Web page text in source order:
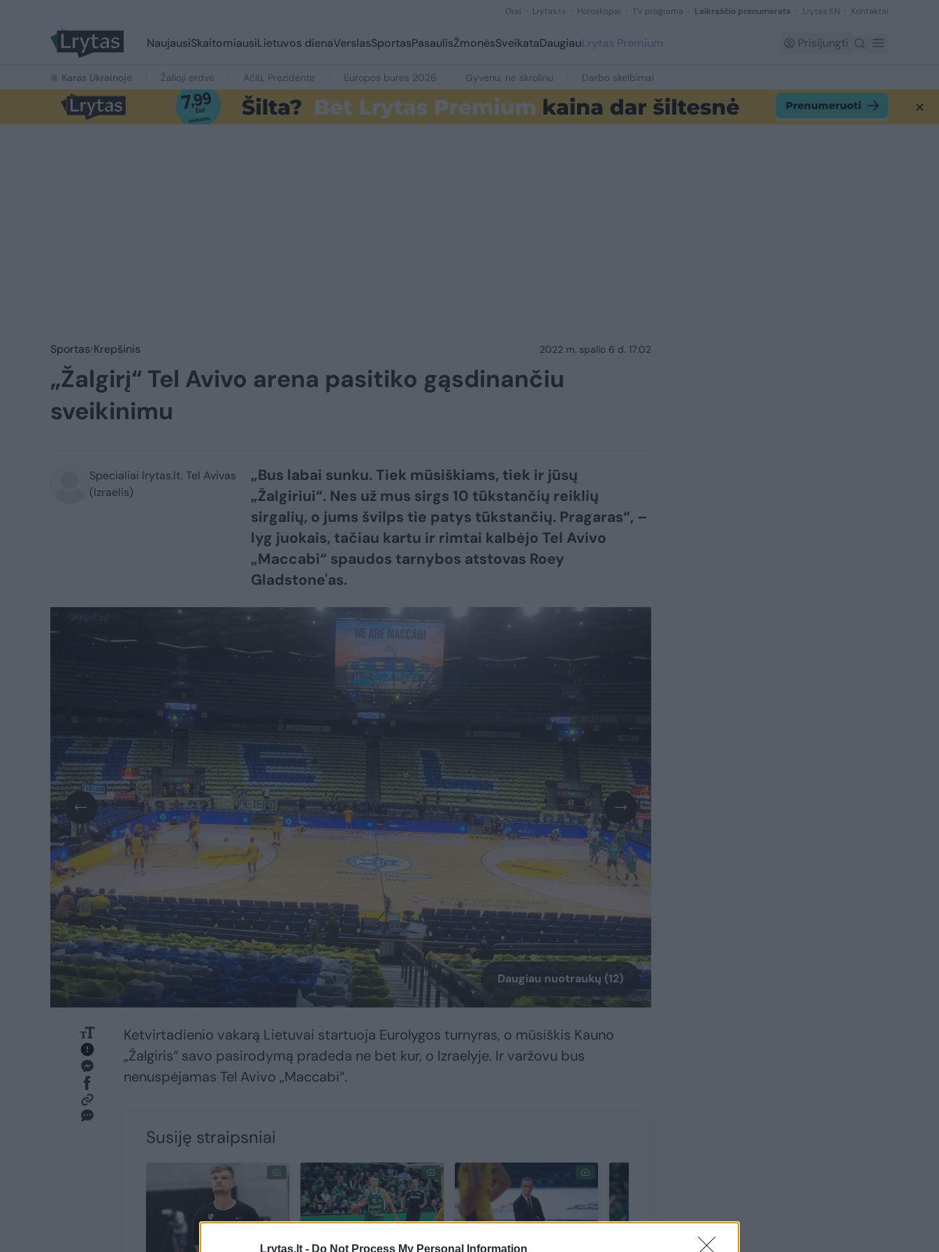
Lrytas.lt - Do Not Process My Personal Information
Orai Lrytas.tv Horoskopai TV programa Laikraščio prenumerata Lrytas EN Kontaktai
NaujausiSkaitomiausiLietuvos dienaVerslasSportasPasaulisŽmonėsSveikataDaugiauLrytas Premium Prisijungti
Karas Ukrainoje Žalioji erdvė Ačiū, Prezidente Europos burės 2026 Gyvenu, ne skrolinu Darbo skelbimai
Sportas Krepšinis 2022 m. spalio 6 d. 17:02
„Žalgirį“ Tel Avivo arena pasitiko gąsdinančiu
sveikinimu
Specialiai lrytas.lt, Tel Avivas
(Izraelis)
„Bus labai sunku. Tiek mūsiškiams, tiek ir jūsų
„Žalgiriui“. Nes už mus sirgs 10 tūkstančių reiklių
sirgalių, o jums švilps tie patys tūkstančių. Pragaras“, –
lyg juokais, tačiau kartu ir rimtai kalbėjo Tel Avivo
„Maccabi“ spaudos tarnybos atstovas Roey
Gladstone'as.
Daugiau nuotraukų (12)
Ketvirtadienio vakarą Lietuvai startuoja Eurolygos turnyras, o mūsiškis Kauno
„Žalgiris“ savo pasirodymą pradeda ne bet kur, o Izraelyje. Ir varžovu bus
nenuspėjamas Tel Avivo „Maccabi“.
Susiję straipsniai